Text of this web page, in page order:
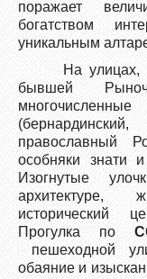
поражает
богатством
уникальным
На улицах,
бывшей
православный
особняки знати
Изогнутые
архитектуре,
исторический
Прогулка по
пешеходной
обаяние и